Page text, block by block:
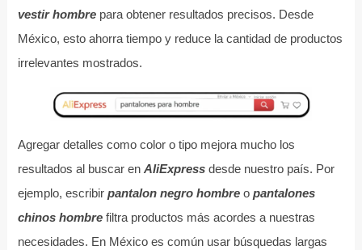
vestir hombrepara obtener resultados precisos. Desde
México, esto ahorra tiempo y reduce la cantidad de productos
irrelevantes mostrados.
Agregar detalles como color o tipo mejora mucho los
resultados al buscar en AliExpressdesde nuestro país. Por
ejemplo, escribir pantalon negro hombreo pantalones
chinos hombrefiltra productos más acordes a nuestras
necesidades. En México es común usar búsquedas largas